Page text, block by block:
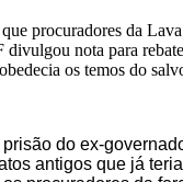
procuradores da
nota para
os temos do
do ex-
antigos que já